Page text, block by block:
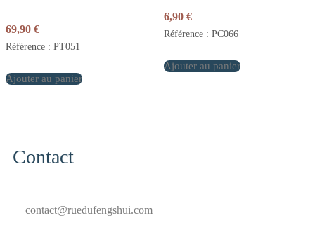
69,90 €
Référence : PT051
Ajouter au panier
6,90 €
Référence : PC066
Ajouter au panier
Contact
contact@ruedufengshui.com